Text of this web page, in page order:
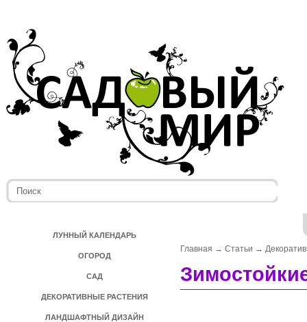
ЛУННЫЙ КАЛЕНДАРЬ
ОГОРОД
САД
ДЕКОРАТИВНЫЕ РАСТЕНИЯ
ЛАНДШАФТНЫЙ ДИЗАЙН
Главная → Статьи →